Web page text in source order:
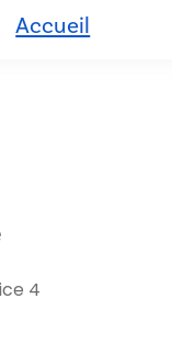
Accueil
4